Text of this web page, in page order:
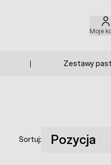
Moje
Zestawy
Sortuj: